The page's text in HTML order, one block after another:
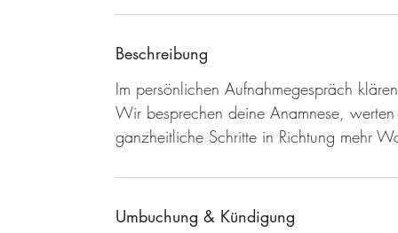
0
n
.
Beschreibung
Im persönlichen Aufnahmegespräch
Wir besprechen deine Anamnese,
ganzheitliche Schritte in Richtung mehr
Umbuchung & Kündigung